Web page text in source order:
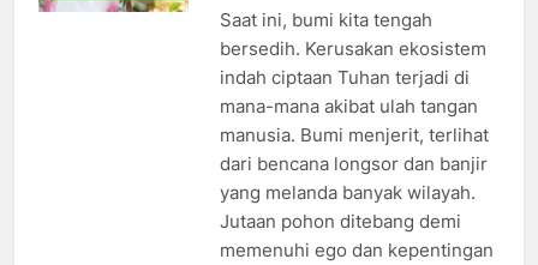
Saat ini, bumi kita tengah
bersedih. Kerusakan ekosistem
indah ciptaan Tuhan terjadi di
mana-mana akibat ulah tangan
manusia. Bumi menjerit, terlihat
dari bencana longsor dan banjir
yang melanda banyak wilayah.
Jutaan pohon ditebang demi
memenuhi ego dan kepentingan